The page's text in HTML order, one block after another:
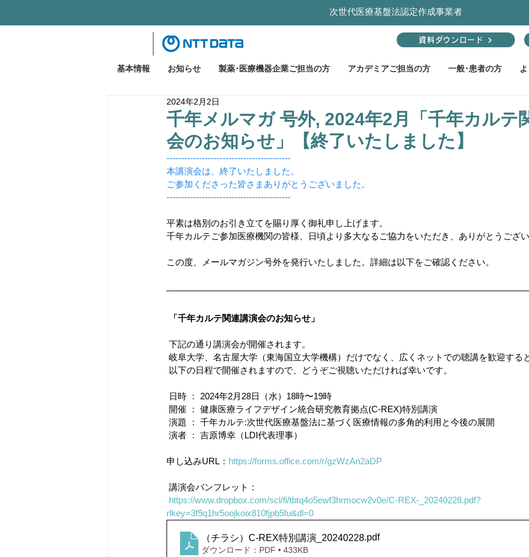
次世代医療基盤法認定作成事業者
資料ダウンロード
基本情報 お知らせ 製薬･医療機器企業ご担当の方 アカデミアご担当の方 一般･患者の方
千年メルマガ 号外, 2024年2月「千年カルテ
会のお知らせ」【終了いたしました】
2024年2月2日
------------------------------------------
本講演会は、終了いたしました。
ご参加くださった皆さまありがとうございました。
------------------------------------------
平素は格別のお引き立てを賜り厚く御礼申し上げます。
千年カルテご参加医療機関の皆様、日頃より多大なるご協力をいただき、ありがとうござい
この度、メールマガジン号外を発行いたしました。詳細は以下をご確認ください。
「千年カルテ関連講演会のお知らせ」
下記の通り講演会が開催されます。
岐阜大学、名古屋大学（東海国立大学機構）だけでなく、広くネットでの聴講を歓迎する
以下の日程で開催されますので、どうぞご視聴いただければ幸いです。
日時 ： 2024年2月28日（水）18時〜19時
開催 ： 健康医療ライフデザイン統合研究教育拠点(C-REX)特別講演
演題 ： 千年カルテ:次世代医療基盤法に基づく医療情報の多角的利用と今後の展開
演者 ： 吉原博幸（LDI代表理事）
申し込みURL： https://forms.office.com/r/gzWzAn2aDP
講演会パンフレット：
https://www.dropbox.com/scl/fi/tbtq4o5ewf3hrmocw2v0e/C-REX-_20240228.pdf?
rlkey=3f9q1hr5oojkoix810fjpb5fu&dl=0
（チラシ）C-REX特別講演_20240228.pdf
ダウンロード：PDF • 433KB